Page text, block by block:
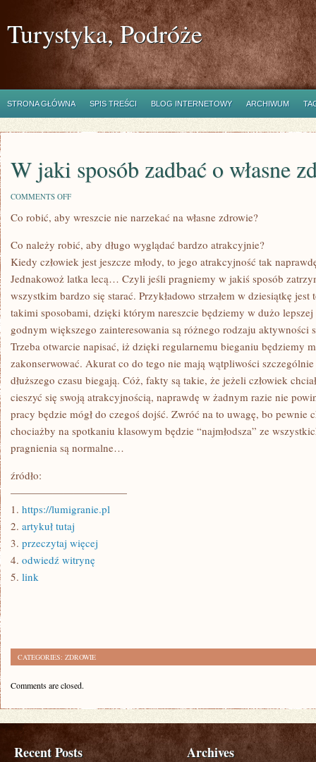
Turystyka, Podróże
STRONA GŁÓWNA SPIS TREŚCI BLOG INTERNETOWY ARCHIWUM
W jaki sposób zadbać o własne
COMMENTS OFFON
JAKI
O
WŁASNE
ZDROWIE?
Co robić, aby wreszcie nie narzekać na własne zdrowie?
Co należy robić, aby długo wyglądać bardzo atrakcyjnie?
Kiedy człowiek jest jeszcze młody, to jego atrakcyjność tak
Jednakowoż latka lecą… Czyli jeśli pragniemy w jakiś sposób
wszystkim bardzo się starać. Przykładowo strzałem w dziesiątkę
takimi sposobami, dzięki którym nareszcie będziemy w dużo lepszej
godnym większego zainteresowania są różnego rodzaju aktywności
Trzeba otwarcie napisać, iż dzięki regularnemu bieganiu będziemy
zakonserwować. Akurat co do tego nie mają wątpliwości
dłuższego czasu biegają. Cóż, fakty są takie, że jeżeli człowiek
cieszyć się swoją atrakcyjnością, naprawdę w żadnym razie nie
pracy będzie mógł do czegoś dojść. Zwróć na to uwagę, bo pewnie
chociażby na spotkaniu klasowym będzie “najmłodsza” ze
pragnienia są normalne…
źródło:
———————————
1. https://lumigranie.pl
2. artykuł tutaj
3. przeczytaj więcej
4. odwiedź witrynę
5. link
CATEGORIES: ZDROWIE
Comments are closed.
Recent Posts Archives